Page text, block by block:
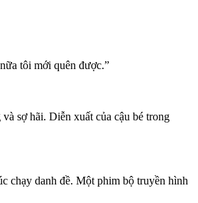
tôi mới quên được.”
sợ hãi. Diễn xuất của cậu bé trong
chạy danh đề. Một phim bộ truyền hình